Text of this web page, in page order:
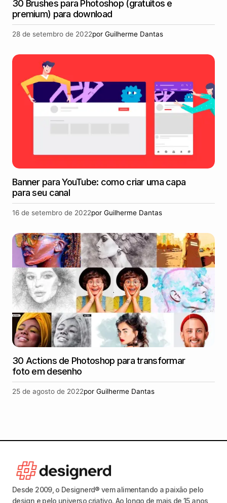
30 Brushes para Photoshop (gratuitos e
premium) para download
28 de setembro de 2022por Guilherme Dantas
Banner para YouTube: como criar uma capa
para seu canal
16 de setembro de 2022por Guilherme Dantas
30 Actions de Photoshop para transformar
foto em desenho
25 de agosto de 2022por Guilherme Dantas
Desde 2009, o Designerd® vem alimentando a paixão pelo
design e pelo universo criativo. Ao longo de mais de 15 anos,